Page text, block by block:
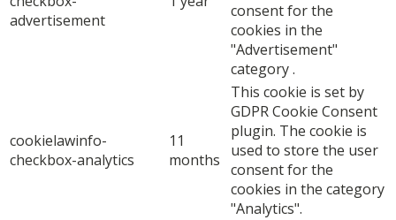
advertisement
consent for the
cookies in the
"Advertisement"
category .
cookielawinfo-
checkbox-analytics
11
months
This cookie is set by
GDPR Cookie Consent
plugin. The cookie is
used to store the user
consent for the
cookies in the category
"Analytics".